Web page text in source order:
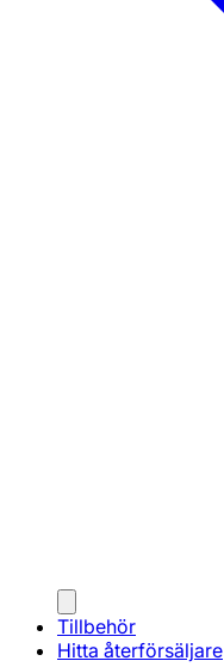
Tillbehör
Hitta återförsäljare